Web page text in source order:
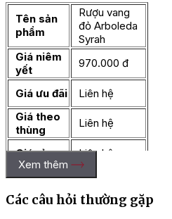
Tên sản
phẩm
Rượu vang
đỏ Arboleda
Syrah
Giá niêm
yết
970.000 đ
Giá ưu đãi
Liên hệ
Giá theo
thùng
Liên hệ
Giá sỉ Liên hệ
trong các buổi tiệc của chính mình
Xem thêm
Các câu hỏi thường gặp